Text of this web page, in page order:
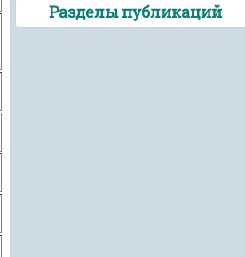
Разделы публикаций